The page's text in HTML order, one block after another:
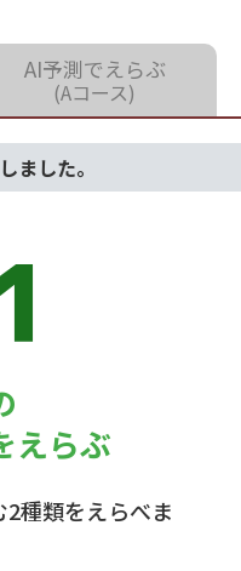
AI予測でえらぶ
(Aコース)
ました。
えらぶ
種類をえらべま